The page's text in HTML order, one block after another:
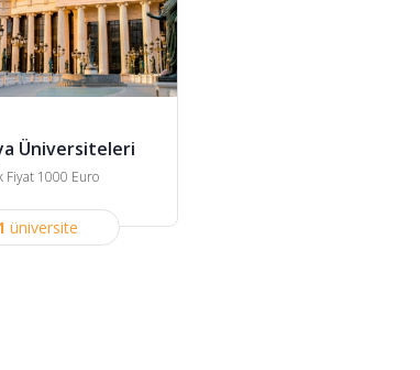
Üniversiteleri
Fiyat 1000 Euro
üniversite